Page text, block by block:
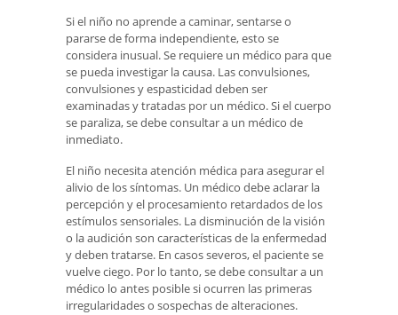
Si el niño no aprende a caminar, sentarse o
pararse de forma independiente, esto se
considera inusual. Se requiere un médico para que
se pueda investigar la causa. Las convulsiones,
convulsiones y espasticidad deben ser
examinadas y tratadas por un médico. Si el cuerpo
se paraliza, se debe consultar a un médico de
inmediato.
El niño necesita atención médica para asegurar el
alivio de los síntomas. Un médico debe aclarar la
percepción y el procesamiento retardados de los
estímulos sensoriales. La disminución de la visión
o la audición son características de la enfermedad
y deben tratarse. En casos severos, el paciente se
vuelve ciego. Por lo tanto, se debe consultar a un
médico lo antes posible si ocurren las primeras
irregularidades o sospechas de alteraciones.